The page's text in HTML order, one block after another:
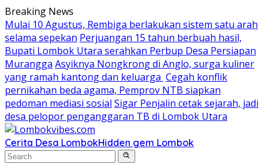
Skip
to
content
Breaking News
Mulai 10 Agustus, Rembiga berlakukan sistem satu arah
selama sepekan Perjuangan 15 tahun berbuah hasil,
Bupati Lombok Utara serahkan Perbup Desa Persiapan
Murangga Asyiknya Nongkrong di Anglo, surga kuliner
yang ramah kantong dan keluarga Cegah konflik
pernikahan beda agama, Pemprov NTB siapkan
pedoman mediasi sosial Sigar Penjalin cetak sejarah, jadi
desa pelopor penganggaran TB di Lombok Utara
Cerita Desa LombokHidden gem Lombok